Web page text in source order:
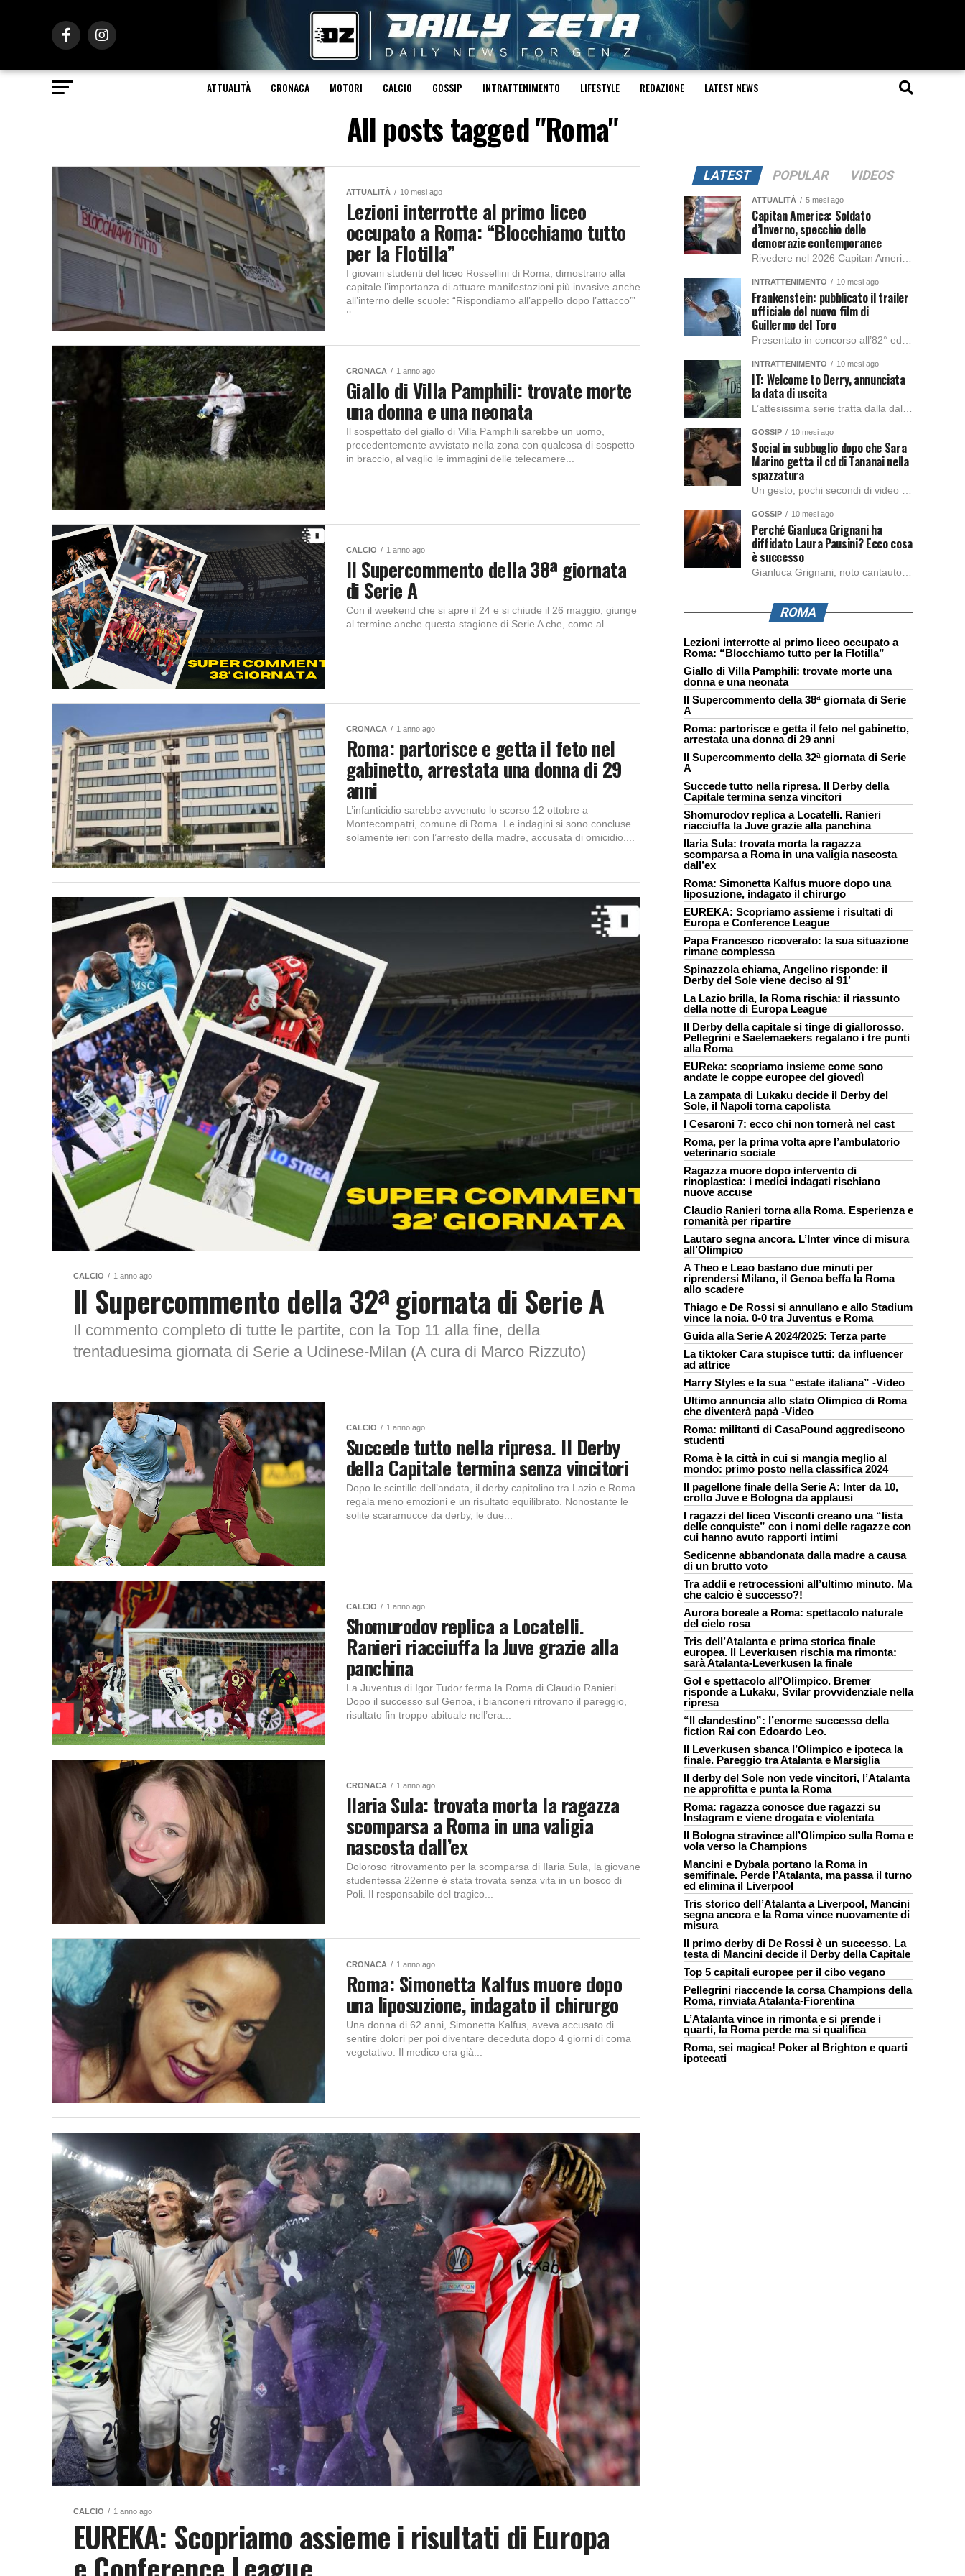
ATTUALITÀ CRONACA MOTORI CALCIO GOSSIP INTRATTENIMENTO LIFESTYLE REDAZIONE LATEST NEWS
All posts tagged "Roma"
ATTUALITÀ 10 mesi ago
Lezioni interrotte al primo liceo
occupato a Roma: “Blocchiamo tutto
per la Flotilla”
I giovani studenti del liceo Rossellini di Roma, dimostrano alla
capitale l’importanza di attuare manifestazioni più invasive anche
all’interno delle scuole: “Rispondiamo all’appello dopo l’attacco’”
Il...
CRONACA 1 anno ago
Giallo di Villa Pamphili: trovate morte
una donna e una neonata
Il sospettato del giallo di Villa Pamphili sarebbe un uomo,
precedentemente avvistato nella zona con qualcosa di sospetto
in braccio, al vaglio le immagini delle telecamere...
CALCIO 1 anno ago
Il Supercommento della 38ª giornata
di Serie A
Con il weekend che si apre il 24 e si chiude il 26 maggio, giunge
al termine anche questa stagione di Serie A che, come al...
CRONACA 1 anno ago
Roma: partorisce e getta il feto nel
gabinetto, arrestata una donna di 29
anni
L’infanticidio sarebbe avvenuto lo scorso 12 ottobre a
Montecompatri, comune di Roma. Le indagini si sono concluse
solamente ieri con l’arresto della madre, accusata di omicidio....
CALCIO 1 anno ago
Il Supercommento della 32ª giornata di Serie A
Il commento completo di tutte le partite, con la Top 11 alla fine, della
trentaduesima giornata di Serie a Udinese-Milan (A cura di Marco Rizzuto)
CALCIO 1 anno ago
Succede tutto nella ripresa. Il Derby
della Capitale termina senza vincitori
Dopo le scintille dell’andata, il derby capitolino tra Lazio e Roma
regala meno emozioni e un risultato equilibrato. Nonostante le
solite scaramucce da derby, le due...
CALCIO 1 anno ago
Shomurodov replica a Locatelli.
Ranieri riacciuffa la Juve grazie alla
panchina
La Juventus di Igor Tudor ferma la Roma di Claudio Ranieri.
Dopo il successo sul Genoa, i bianconeri ritrovano il pareggio,
risultato fin troppo abituale nell’era...
CRONACA 1 anno ago
Ilaria Sula: trovata morta la ragazza
scomparsa a Roma in una valigia
nascosta dall’ex
Doloroso ritrovamento per la scomparsa di Ilaria Sula, la giovane
studentessa 22enne è stata trovata senza vita in un bosco di
Poli. Il responsabile del tragico...
CRONACA 1 anno ago
Roma: Simonetta Kalfus muore dopo
una liposuzione, indagato il chirurgo
Una donna di 62 anni, Simonetta Kalfus, aveva accusato di
sentire dolori per poi diventare deceduta dopo 4 giorni di coma
vegetativo. Il medico era già...
CALCIO 1 anno ago
EUREKA: Scopriamo assieme i risultati di Europa
LATEST POPULAR VIDEOS
ATTUALITÀ 5 mesi ago
Capitan America: Soldato
d’Inverno, specchio delle
democrazie contemporanee
INTRATTENIMENTO 10 mesi ago
Frankenstein: pubblicato il trailer
ufficiale del nuovo film di
Guillermo del Toro
INTRATTENIMENTO 10 mesi ago
IT: Welcome to Derry, annunciata
la data di uscita
GOSSIP 10 mesi ago
Social in subbuglio dopo che Sara
Marino getta il cd di Tananai nella
spazzatura
GOSSIP 10 mesi ago
Perché Gianluca Grignani ha
diffidato Laura Pausini? Ecco cosa
è successo
ROMA
Lezioni interrotte al primo liceo occupato a
Roma: “Blocchiamo tutto per la Flotilla”
Giallo di Villa Pamphili: trovate morte una
donna e una neonata
Il Supercommento della 38ª giornata di Serie
A
Roma: partorisce e getta il feto nel gabinetto,
arrestata una donna di 29 anni
Il Supercommento della 32ª giornata di Serie
A
Succede tutto nella ripresa. Il Derby della
Capitale termina senza vincitori
Shomurodov replica a Locatelli. Ranieri
riacciuffa la Juve grazie alla panchina
Ilaria Sula: trovata morta la ragazza
scomparsa a Roma in una valigia nascosta
dall’ex
Roma: Simonetta Kalfus muore dopo una
liposuzione, indagato il chirurgo
EUREKA: Scopriamo assieme i risultati di
Europa e Conference League
Papa Francesco ricoverato: la sua situazione
rimane complessa
Spinazzola chiama, Angelino risponde: il
Derby del Sole viene deciso al 91’
La Lazio brilla, la Roma rischia: il riassunto
della notte di Europa League
Il Derby della capitale si tinge di giallorosso.
Pellegrini e Saelemaekers regalano i tre punti
alla Roma
EUReka: scopriamo insieme come sono
andate le coppe europee del giovedì
La zampata di Lukaku decide il Derby del
Sole, il Napoli torna capolista
I Cesaroni 7: ecco chi non tornerà nel cast
Roma, per la prima volta apre l’ambulatorio
veterinario sociale
Ragazza muore dopo intervento di
rinoplastica: i medici indagati rischiano
nuove accuse
Claudio Ranieri torna alla Roma. Esperienza e
romanità per ripartire
Lautaro segna ancora. L’Inter vince di misura
all’Olimpico
A Theo e Leao bastano due minuti per
riprendersi Milano, il Genoa beffa la Roma
allo scadere
Thiago e De Rossi si annullano e allo Stadium
vince la noia. 0-0 tra Juventus e Roma
Guida alla Serie A 2024/2025: Terza parte
La tiktoker Cara stupisce tutti: da influencer
ad attrice
Harry Styles e la sua “estate italiana” -Video
Ultimo annuncia allo stato Olimpico di Roma
che diventerà papà -Video
Roma: militanti di CasaPound aggrediscono
studenti
Roma è la città in cui si mangia meglio al
mondo: primo posto nella classifica 2024
Il pagellone finale della Serie A: Inter da 10,
crollo Juve e Bologna da applausi
I ragazzi del liceo Visconti creano una “lista
delle conquiste” con i nomi delle ragazze con
cui hanno avuto rapporti intimi
Sedicenne abbandonata dalla madre a causa
di un brutto voto
Tra addii e retrocessioni all’ultimo minuto. Ma
che calcio è successo?!
Aurora boreale a Roma: spettacolo naturale
del cielo rosa
Tris dell’Atalanta e prima storica finale
europea. Il Leverkusen rischia ma rimonta:
sarà Atalanta-Leverkusen la finale
Gol e spettacolo all’Olimpico. Bremer
risponde a Lukaku, Svilar provvidenziale nella
ripresa
“Il clandestino”: l’enorme successo della
fiction Rai con Edoardo Leo.
Il Leverkusen sbanca l’Olimpico e ipoteca la
finale. Pareggio tra Atalanta e Marsiglia
Il derby del Sole non vede vincitori, l’Atalanta
ne approfitta e punta la Roma
Roma: ragazza conosce due ragazzi su
Instagram e viene drogata e violentata
Il Bologna stravince all’Olimpico sulla Roma e
vola verso la Champions
Mancini e Dybala portano la Roma in
semifinale. Perde l’Atalanta, ma passa il turno
ed elimina il Liverpool
Tris storico dell’Atalanta a Liverpool, Mancini
segna ancora e la Roma vince nuovamente di
misura
Il primo derby di De Rossi è un successo. La
testa di Mancini decide il Derby della Capitale
Top 5 capitali europee per il cibo vegano
Pellegrini riaccende la corsa Champions della
Roma, rinviata Atalanta-Fiorentina
L’Atalanta vince in rimonta e si prende i
quarti, la Roma perde ma si qualifica
Roma, sei magica! Poker al Brighton e quarti
ipotecati